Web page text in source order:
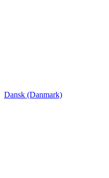
Dansk (Danmark)